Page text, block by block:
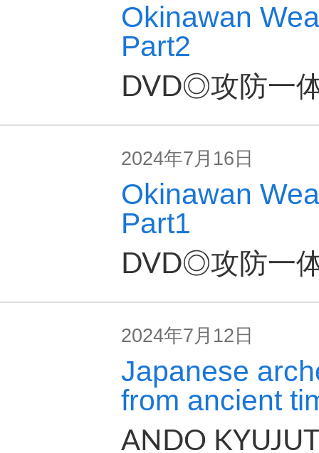
Okinawan
Part2
DVD◎攻防一
2024年7月16日
Okinawan
Part1
DVD◎攻防一
2024年7月12日
Japanese
from ancient
ANDO